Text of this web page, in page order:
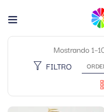
Mostrando
FILTRO